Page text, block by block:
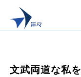
文武両道な私